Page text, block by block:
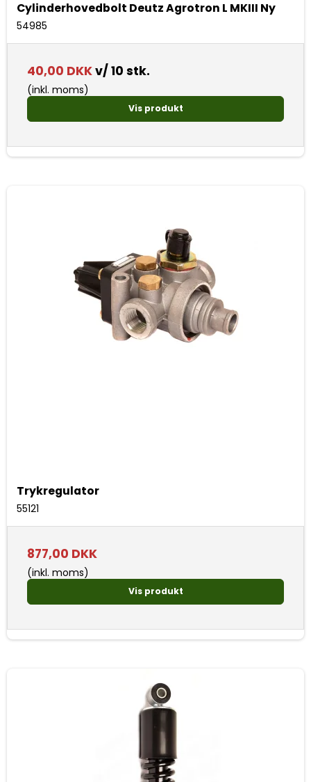
Cylinderhovedbolt Deutz Agrotron L MKIII Ny
54985
40,00 DKKv/ 10 stk.
(inkl. moms)
Vis produkt
Trykregulator
55121
877,00 DKK
(inkl. moms)
Vis produkt